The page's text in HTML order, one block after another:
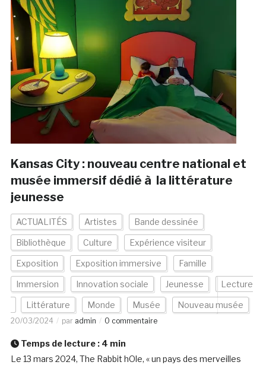
Kansas City : nouveau centre national et
musée immersif dédié à la littérature
jeunesse
ACTUALITÉS Artistes Bande dessinée
Bibliothèque Culture Expérience visiteur
Exposition Exposition immersive Famille
Immersion Innovation sociale Jeunesse Lecture
Littérature Monde Musée Nouveau musée
20/03/2024 par admin 0 commentaire
Temps de lecture : 4 min
Le 13 mars 2024, The Rabbit hOle, « un pays des merveilles